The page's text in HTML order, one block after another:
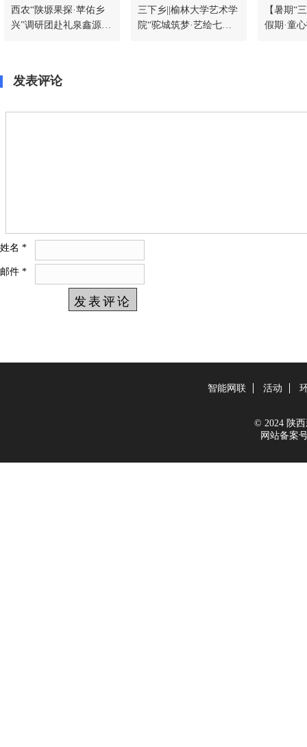
西农“陕塬果探·苹佑乡
兴”调研团赴礼泉鑫源现
三下乡||榆林大学艺术学
院“驼城筑梦·艺绘七
【暑期“
假期·童
发表评论
姓名 *
邮件 *
智能网联 活动
© 2024 陕西
网站备案